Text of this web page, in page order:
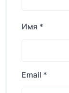
Имя *
Email *